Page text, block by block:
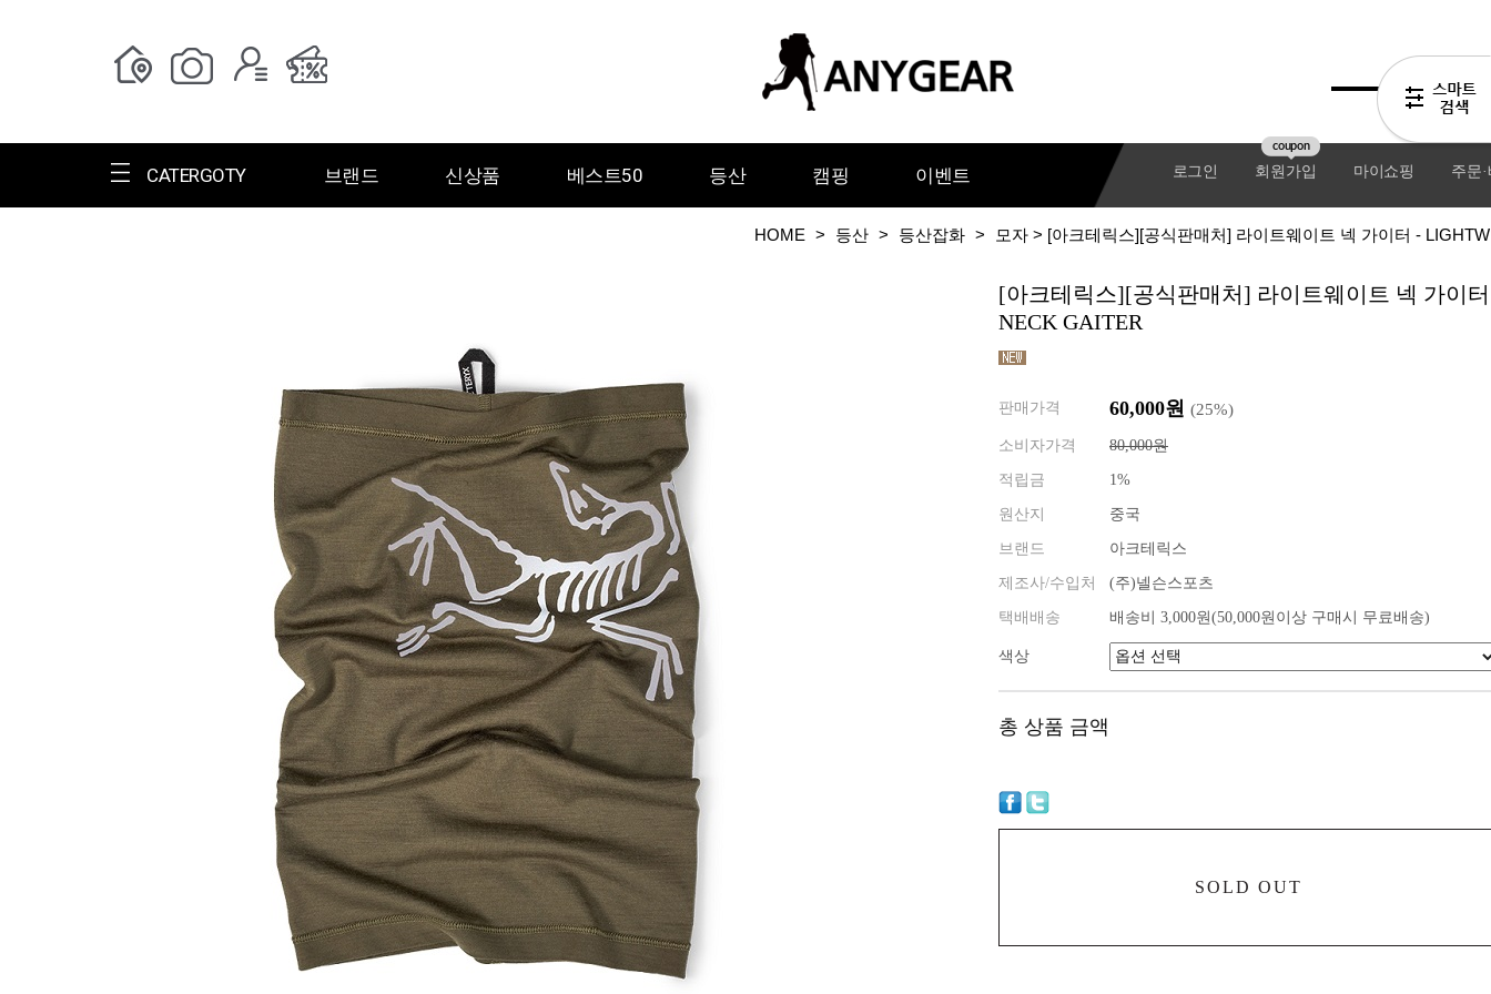
CATERGOTY 브랜드 신상품 베스트50 등산 캠핑 이벤트 로그인 회원가입
coupon
마이쇼핑 주문
ㄷ ㄹ ㅁ ㅂ ㅅ ㅇ ㅌ
그레고리 그레이웨일디자인
HOME > 등산 > 등산잡화 > 모자 > [아크테릭스][공식판매처] 라이트웨이트 넥 가이터 -
[아크테릭스][공식판매처] 라이트웨이트 넥 가이
NECK GAITER
판매가격 60,000원 (25%)
소비자가격 80,000원
적립금 1%
원산지 중국
브랜드 아크테릭스
제조사/수입처 (주)넬슨스포츠
택배배송 배송비 3,000원(50,000원이상 구매시 무료배송)
색상
총 상품 금액
SOLD OUT